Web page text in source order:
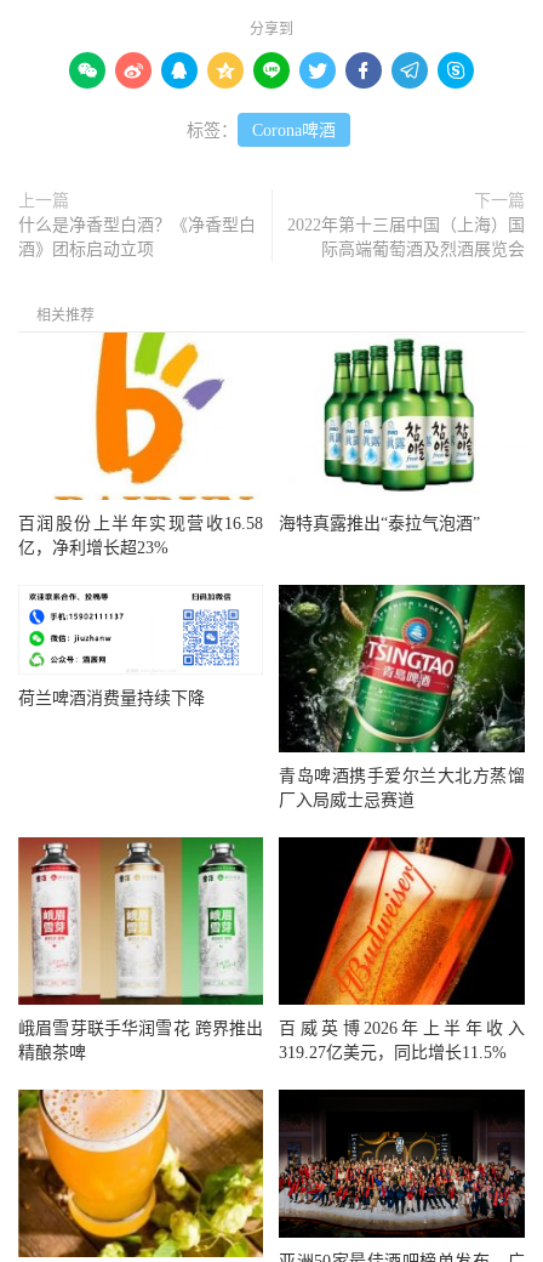
分享到
        
标签： Corona啤酒
上一篇
什么是净香型白酒？《净香型白
酒》团标启动立项
下一篇
2022年第十三届中国（上海）国
际高端葡萄酒及烈酒展览会
相关推荐
百润股份上半年实现营收16.58
亿，净利增长超23%
海特真露推出“泰拉气泡酒”
荷兰啤酒消费量持续下降
青岛啤酒携手爱尔兰大北方蒸馏
厂入局威士忌赛道
峨眉雪芽联手华润雪花 跨界推出
精酿茶啤
百威英博2026年上半年收入
319.27亿美元，同比增长11.5%